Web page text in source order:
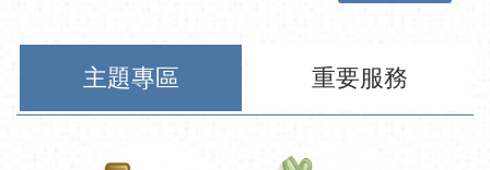
主題專區 重要服務